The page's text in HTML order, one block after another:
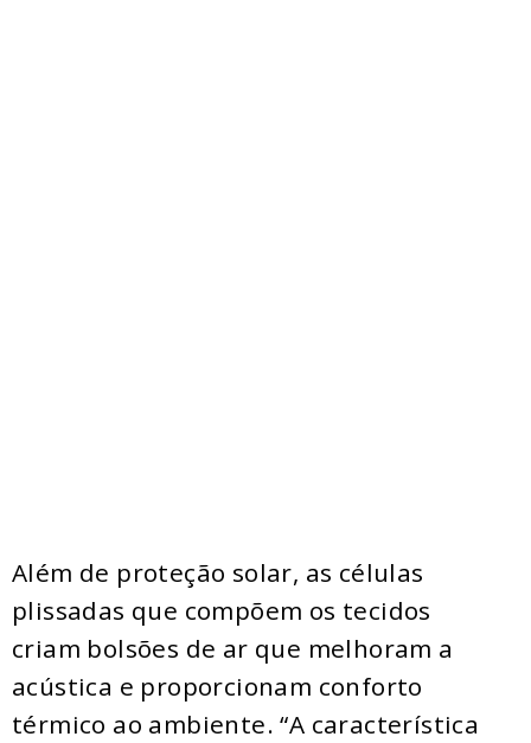
Além de proteção solar, as células
plissadas que compõem os tecidos
criam bolsões de ar que melhoram a
acústica e proporcionam conforto
térmico ao ambiente. “A característica